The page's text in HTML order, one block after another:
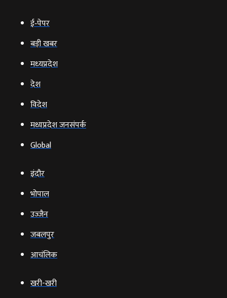
ई‑पेपर
बड़ी खबर
मध्‍यप्रदेश
देश
विदेश
मध्यप्रदेश जनसंपर्क
Global
इंदौर
भोपाल
उज्‍जैन
जबलपुर
आचंलिक
खरी-खरी